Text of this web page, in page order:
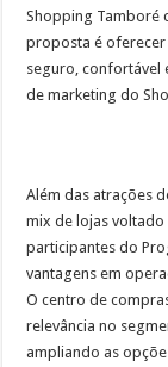
Shopping Tamboré
proposta é oferecer
seguro, confortável
de marketing do
Além das atrações
mix de lojas
participantes do
vantagens em
O centro de
relevância no
ampliando as